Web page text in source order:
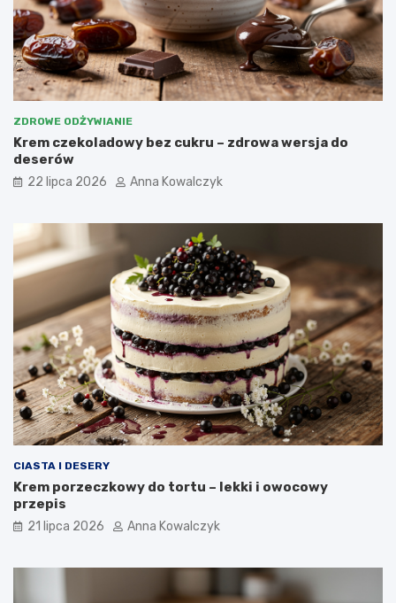
ZDROWE ODŻYWIANIE
Krem czekoladowy bez cukru – zdrowa wersja do
deserów
22 lipca 2026 Anna Kowalczyk
CIASTA I DESERY
Krem porzeczkowy do tortu – lekki i owocowy
przepis
21 lipca 2026 Anna Kowalczyk